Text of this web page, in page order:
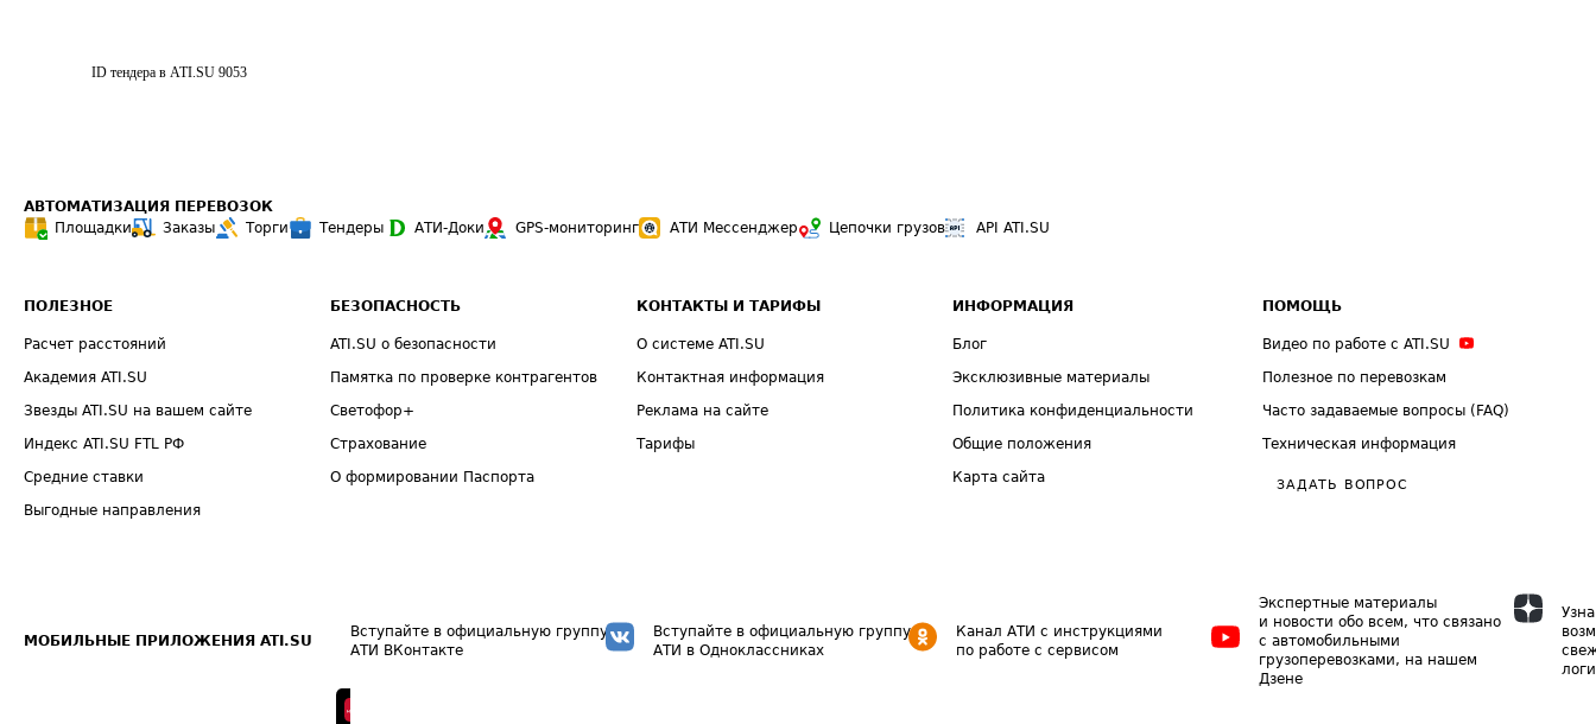
ID тендера в ATI.SU 9053
АВТОМАТИЗАЦИЯ ПЕРЕВОЗОК
Площадки
Заказы Торги Тендеры АТИ-Доки GPS-мониторинг АТИ Мессенджер Цепочки грузов API ATI.SU
ПОЛЕЗНОЕ
Расчет расстояний
Академия ATI.SU
Звезды ATI.SU на вашем сайте
Индекс ATI.SU FTL РФ
Средние ставки
Выгодные направления
БЕЗОПАСНОСТЬ
ATI.SU о безопасности
Памятка по проверке контрагентов
Светофор+
Страхование
О формировании Паспорта
КОНТАКТЫ И ТАРИФЫ
О системе ATI.SU
Контактная информация
Реклама на сайте
Тарифы
ИНФОРМАЦИЯ
Блог
Эксклюзивные материалы
Политика конфиденциальности
Общие положения
Карта сайта
ПОМОЩЬ
Видео по работе с ATI.SU
Полезное по перевозкам
Часто задаваемые вопросы (FAQ)
Техническая информация
ЗАДАТЬ ВОПРОС
МОБИЛЬНЫЕ ПРИЛОЖЕНИЯ ATI.SU
Вступайте в официальную группу
АТИ ВКонтакте
Вступайте в официальную группу
АТИ в Одноклассниках
Канал АТИ с инструкциями
по работе с сервисом
Экспертные материалы
и новости обо всем, что связано
с автомобильными
грузоперевозками, на нашем
Дзене